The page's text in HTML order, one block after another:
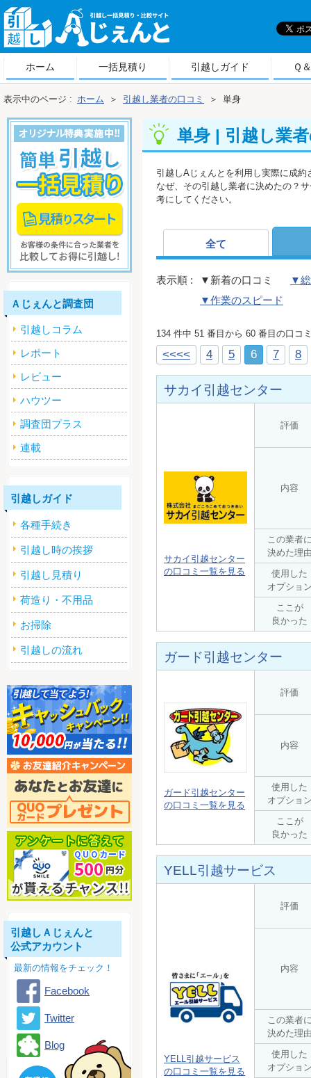
越しＡじぇんと
ホーム 一括見積り 引越しガイド Ｑ
表示中のページ : ホーム ＞ 引越し業者の口コミ ＞ 単身
単身 | 引越し業
引越しAじぇんとを利用し実際に成
なぜ、その引越し業者に決めたの？
考にしてください。
全て
表示順 : ▼新着の口コミ
▼
▼作業のスピード
134 件中 51 番目から 60 番目の口コ
<<<< 4 5 6 7 8
サカイ引越センター
サカイ引越センター
の口コミ一覧を見る
評価
内容
この業者
決めた理
使用した
オプショ
ここが
良かった
ガード引越センター
ガード引越センター
の口コミ一覧を見る
評価
内容
使用した
オプショ
ここが
良かった
YELL引越サービス
YELL引越サービス
の口コミ一覧を見る
評価
内容
この業者
決めた理
使用した
オプショ
Ａじぇんと調査団
引越しコラム
レポート
レビュー
ハウツー
調査団プラス
連載
引越しガイド
各種手続き
引越し時の挨拶
引越し見積り
荷造り・不用品
お掃除
引越しの流れ
引越しＡじぇんと
公式アカウント
最新の情報をチェック！
Facebook
Twitter
Blog